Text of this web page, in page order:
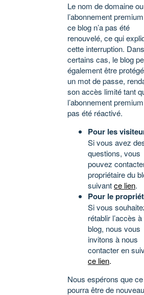
Le nom de domaine ou
l’abonnement
ce blog n’a pas été
renouvelé, ce qui
cette interruption. Dans
certains cas, le blog
également être
un mot de passe,
son accès limité tant
l’abonnement premium
pas été réactivé.
Pour les
Si vous avez
questions, vous
pouvez
propriétaire du
suivantce lien.
Pour le
Si vous
rétablir l’accès
blog, nous vous
invitons à nous
contacter en
ce lien.
Nous espérons que
pourra être de nouveau